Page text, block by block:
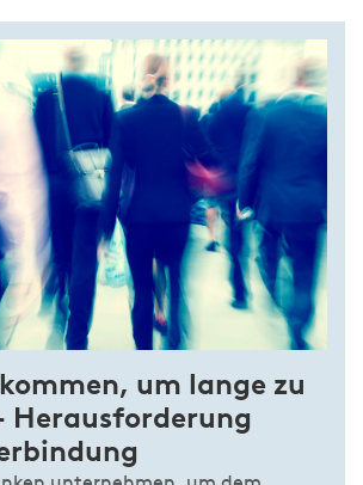
um lange zu
Herausforderung